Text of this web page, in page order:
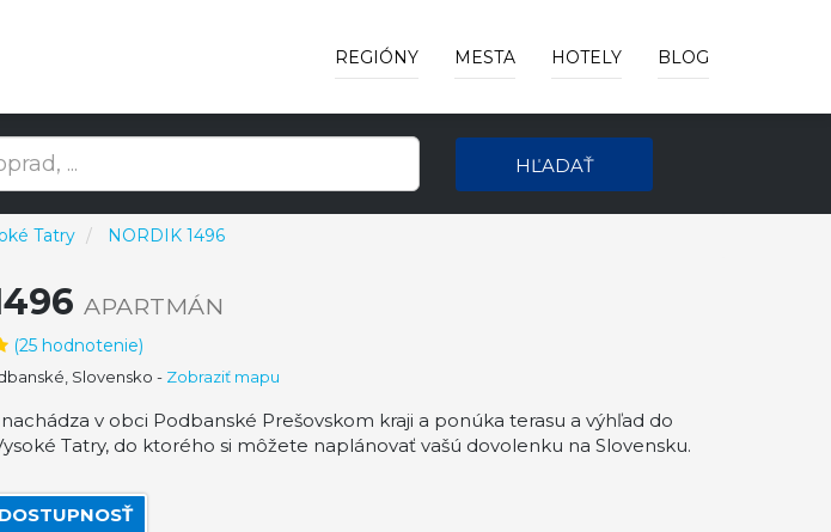
REGIÓNY MESTA HOTELY BLOG
HĽADAŤ
Tatry NORDIK 1496
APARTMÁN
(25 hodnotenie)
Slovensko - Zobraziť mapu
v obci Podbanské Prešovskom kraji a ponúka terasu a výhľad do
Tatry, do ktorého si môžete naplánovať vašú dovolenku na Slovensku.